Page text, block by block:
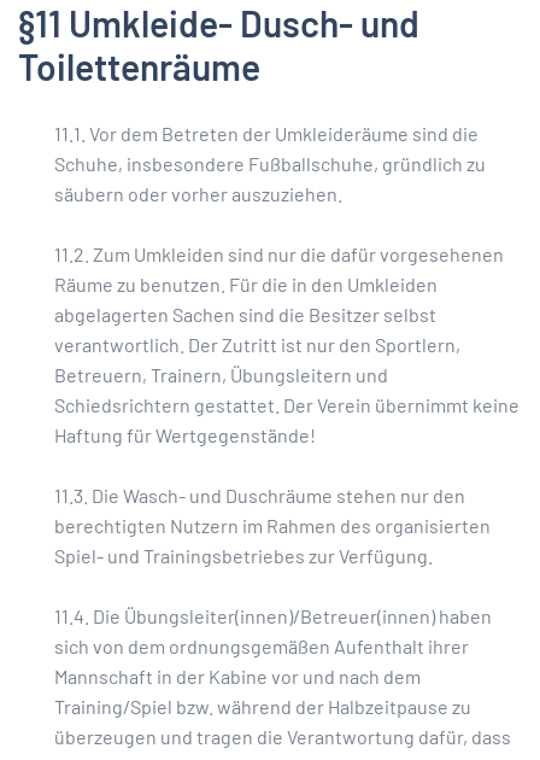
§11 Umkleide- Dusch- und
Toilettenräume
11.1. Vor dem Betreten der Umkleideräume sind die
Schuhe, insbesondere Fußballschuhe, gründlich zu
säubern oder vorher auszuziehen.
11.2. Zum Umkleiden sind nur die dafür vorgesehenen
Räume zu benutzen. Für die in den Umkleiden
abgelagerten Sachen sind die Besitzer selbst
verantwortlich. Der Zutritt ist nur den Sportlern,
Betreuern, Trainern, Übungsleitern und
Schiedsrichtern gestattet. Der Verein übernimmt keine
Haftung für Wertgegenstände!
11.3. Die Wasch- und Duschräume stehen nur den
berechtigten Nutzern im Rahmen des organisierten
Spiel- und Trainingsbetriebes zur Verfügung.
11.4. Die Übungsleiter(innen)/Betreuer(innen) haben
sich von dem ordnungsgemäßen Aufenthalt ihrer
Mannschaft in der Kabine vor und nach dem
Training/Spiel bzw. während der Halbzeitpause zu
überzeugen und tragen die Verantwortung dafür, dass